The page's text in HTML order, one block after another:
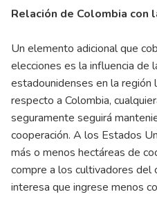
Relación de Colombia con
Un elemento adicional que
elecciones es la influencia de
estadounidenses en la región
respecto a Colombia,
seguramente seguirá
cooperación. A los Estados
más o menos hectáreas de
compre a los cultivadores del
interesa que ingrese menos